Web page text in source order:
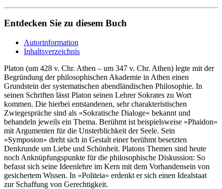
Entdecken Sie zu diesem Buch
Autorinformation
Inhaltsverzeichnis
Platon (um 428 v. Chr. Athen – um 347 v. Chr. Athen) legte mit der
Begründung der philosophischen Akademie in Athen einen
Grundstein der systematischen abendländischen Philosophie. In
seinen Schriften lässt Platon seinen Lehrer Sokrates zu Wort
kommen. Die hierbei entstandenen, sehr charakteristischen
Zwiegespräche sind als »Sokratische Dialoge« bekannt und
behandeln jeweils ein Thema. Berühmt ist beispielsweise »Phaidon«
mit Argumenten für die Unsterblichkeit der Seele. Sein
»Symposion« dreht sich in Gestalt einer berühmt besetzten
Denkrunde um Liebe und Schönheit. Platons Themen sind heute
noch Anknüpfungspunkte für die philosophische Diskussion: So
befasst sich seine Ideenlehre im Kern mit dem Vorhandensein von
gesichertem Wissen. In »Politeia« erdenkt er sich einen Idealstaat
zur Schaffung von Gerechtigkeit.